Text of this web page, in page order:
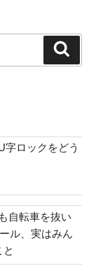
字ロックをどう
自転車を抜い
ル、実はみん